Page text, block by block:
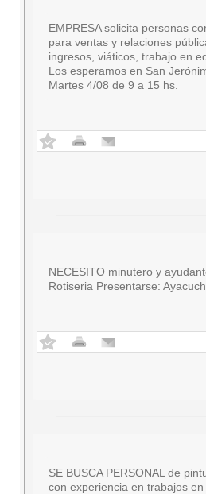
EMPRESA solicita personas
para ventas y relaciones
ingresos, viáticos, trabajo en
Los esperamos en San
Martes 4/08 de 9 a 15 hs.
NECESITO minutero y
Rotiseria Presentarse:
SE BUSCA PERSONAL de
con experiencia en trabajos